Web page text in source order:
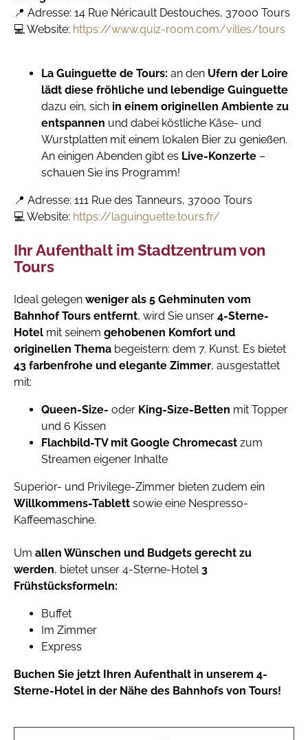
📍 Adresse: 14 Rue Néricault Destouches, 37000 Tours
💻 Website: https://www.quiz-room.com/villes/tours
La Guinguette de Tours: an den Ufern der Loire
lädt diese fröhliche und lebendige Guinguette
dazu ein, sich in einem originellen Ambiente zu
entspannen und dabei köstliche Käse- und
Wurstplatten mit einem lokalen Bier zu genießen.
An einigen Abenden gibt es Live-Konzerte –
schauen Sie ins Programm!
📍 Adresse: 111 Rue des Tanneurs, 37000 Tours
💻 Website: https://laguinguette.tours.fr/
Ihr Aufenthalt im Stadtzentrum von
Tours
Ideal gelegen weniger als 5 Gehminuten vom
Bahnhof Tours entfernt, wird Sie unser 4-Sterne-
Hotel mit seinem gehobenen Komfort und
originellen Thema begeistern: dem 7. Kunst. Es bietet
43 farbenfrohe und elegante Zimmer, ausgestattet
mit:
Queen-Size- oder King-Size-Betten mit Topper
und 6 Kissen
Flachbild-TV mit Google Chromecast zum
Streamen eigener Inhalte
Superior- und Privilege-Zimmer bieten zudem ein
Willkommens-Tablett sowie eine Nespresso-
Kaffeemaschine.
Um allen Wünschen und Budgets gerecht zu
werden, bietet unser 4-Sterne-Hotel3
Frühstücksformeln:
Buffet
Im Zimmer
Express
Buchen Sie jetzt Ihren Aufenthalt in unserem 4-
Sterne-Hotel in der Nähe des Bahnhofs von Tours!